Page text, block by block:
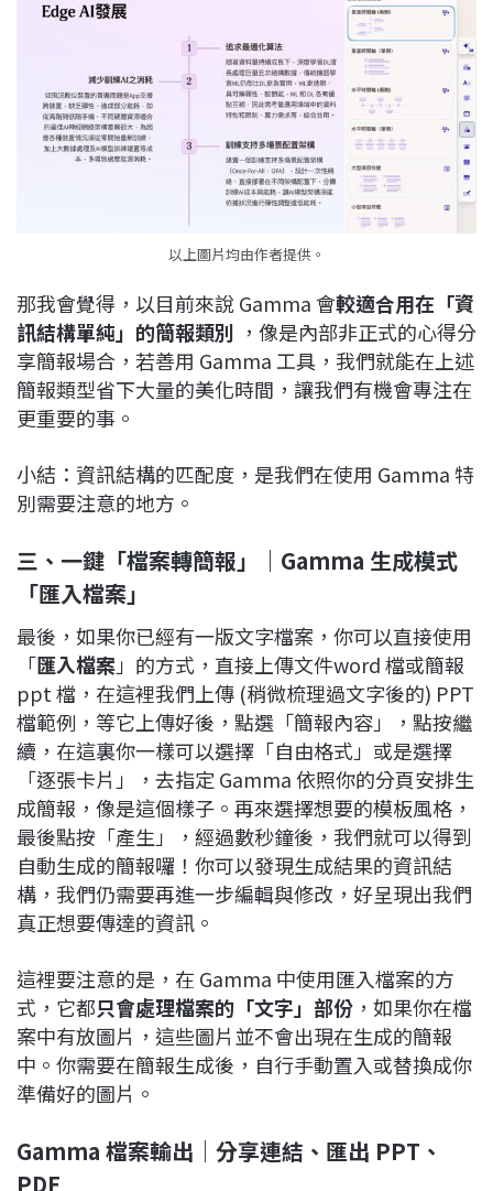
以上圖片均由作者提供。
那我會覺得，以目前來說 Gamma 會較適合用在「資
訊結構單純」的簡報類別 ，像是內部非正式的心得分
享簡報場合，若善用 Gamma 工具，我們就能在上述
簡報類型省下大量的美化時間，讓我們有機會專注在
更重要的事。
小結：資訊結構的匹配度，是我們在使用 Gamma 特
別需要注意的地方。
三、一鍵「檔案轉簡報」｜Gamma 生成模式
「匯入檔案」
最後，如果你已經有一版文字檔案，你可以直接使用
「匯入檔案」的方式，直接上傳文件word 檔或簡報
ppt 檔，在這裡我們上傳 (稍微梳理過文字後的) PPT
檔範例，等它上傳好後，點選「簡報內容」，點按繼
續，在這裏你一樣可以選擇「自由格式」或是選擇
「逐張卡片」，去指定 Gamma 依照你的分頁安排生
成簡報，像是這個樣子。再來選擇想要的模板風格，
最後點按「產生」，經過數秒鐘後，我們就可以得到
自動生成的簡報囉！你可以發現生成結果的資訊結
構，我們仍需要再進一步編輯與修改，好呈現出我們
真正想要傳達的資訊。
這裡要注意的是，在 Gamma 中使用匯入檔案的方
式，它都只會處理檔案的「文字」部份 ，如果你在檔
案中有放圖片，這些圖片並不會出現在生成的簡報
中。你需要在簡報生成後，自行手動置入或替換成你
準備好的圖片。
Gamma 檔案輸出｜分享連結、匯出 PPT、
PDF